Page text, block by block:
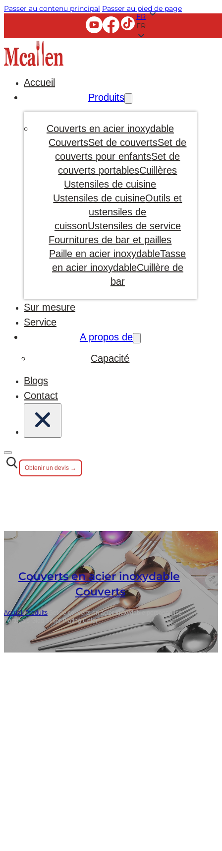
Passer au contenu principal Passer au pied de page
FR
FR
Accueil
Produits
Couverts en acier inoxydable
CouvertsSet de couvertsSet de
couverts pour enfantsSet de
couverts portablesCuillères
Ustensiles de cuisine
Ustensiles de cuisineOutils et
ustensiles de
cuissonUstensiles de service
Fournitures de bar et pailles
Paille en acier inoxydableTasse
en acier inoxydableCuillère de
bar
Sur mesure
Service
A propos de
Capacité
Blogs
Contact
Obtenir un devis →
Couverts en acier inoxydable,
Couverts
Accueil/Produits
Set de couverts en acier inoxydable personnalisé
Portugais Glod Silver Plating Color